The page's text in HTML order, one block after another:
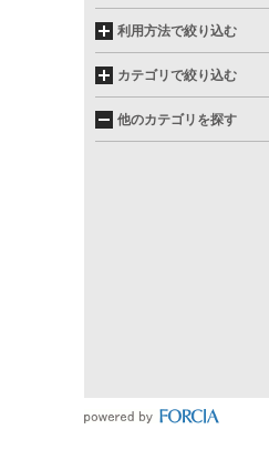
利用方法で絞り込む
カテゴリで絞り込む
他のカテゴリを探す